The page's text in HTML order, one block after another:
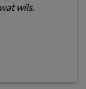
wils.